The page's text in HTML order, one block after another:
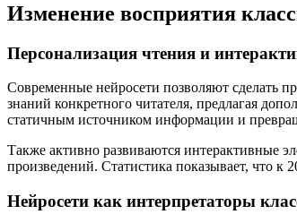
Изменение восприятия
Персонализация чтения и
Современные нейросети позволяют сделать
знаний конкретного читателя, предлагая
статичным источником информации и
Также активно развиваются интерактивные
произведений. Статистика показывает, что
Нейросети как интерпретаторы